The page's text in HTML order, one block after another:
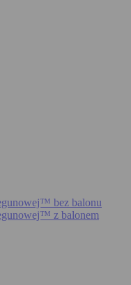
bez balonu
z balonem